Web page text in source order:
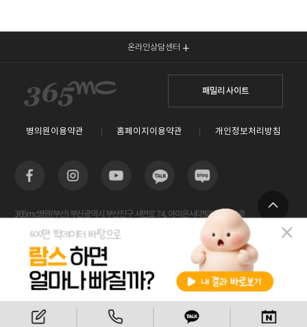
TOP
비용안내 전화상담 카톡상담
온라인상담센터
패밀리 사이트
병의원이용약관 홈페이지이용약관 개인정보처리방침
365mc병원(부산) 부산광역시 부산진구 서면로 74, 아이온시티빌딩 13~15층
사업자등록번호 : 605-26-86822 / 박윤찬, 김남철 / 대표전화번호 / 1577-3653
람스 스페셜센터(해운대) 부산광역시 해운대구 센텀2로 20(우동) 센텀타워메디컬 14층
사업자등록번호 : 209-24-42511 / 서성훈
홈페이지관리 (주)365mc / 서울특별시 서초구 서초대로52길 7, 3~4층(서초동, 제일빌딩) /
120-87-04354 / 김남철
Copyright 2019 ⓒ 365mc Diet Clinic All rights reserved.